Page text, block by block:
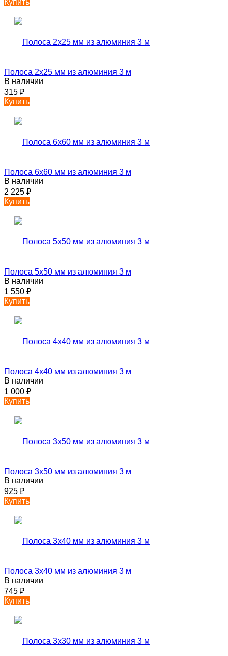
Купить
Полоса 2х25 мм из алюминия 3 м
В наличии
315 ₽
Купить
Полоса 6х60 мм из алюминия 3 м
В наличии
2 225 ₽
Купить
Полоса 5х50 мм из алюминия 3 м
В наличии
1 550 ₽
Купить
Полоса 4х40 мм из алюминия 3 м
В наличии
1 000 ₽
Купить
Полоса 3х50 мм из алюминия 3 м
В наличии
925 ₽
Купить
Полоса 3х40 мм из алюминия 3 м
В наличии
745 ₽
Купить